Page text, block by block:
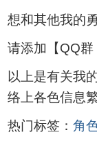
想和其他我的
请添加【QQ群
以上是有关我
络上各色信息
热门标签：角